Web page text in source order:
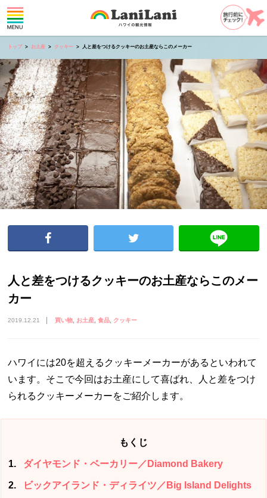
トップ お土産 クッキー 人と差をつけるクッキーのお土産ならこのメーカー
人と差をつけるクッキーのお土産ならこのメー
カー
2019.12.21 買い物 お土産 食品 クッキー
ハワイには20を超えるクッキーメーカーがあるといわれて
います。そこで今回はお土産にして喜ばれ、人と差をつけ
られるクッキーメーカーをご紹介します。
もくじ
1 ダイヤモンド・ベーカリー／Diamond Bakery
2 ビックアイランド・ディライツ／Big Island Delights